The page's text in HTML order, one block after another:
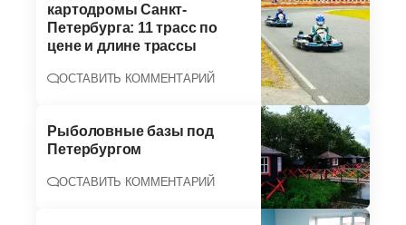
картодромы Санкт-
Петербурга: 11 трасс по
цене и длине трассы
ОСТАВИТЬ КОММЕНТАРИЙ
Рыболовные базы под
Петербургом
ОСТАВИТЬ КОММЕНТАРИЙ